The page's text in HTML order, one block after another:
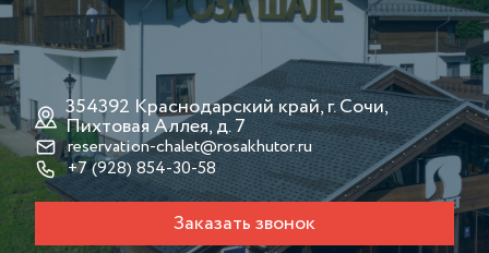
354392 Краснодарский край, г. Сочи,
Пихтовая Аллея, д. 7
reservation-chalet@rosakhutor.ru
+7 (928) 854-30-58
Заказать звонок